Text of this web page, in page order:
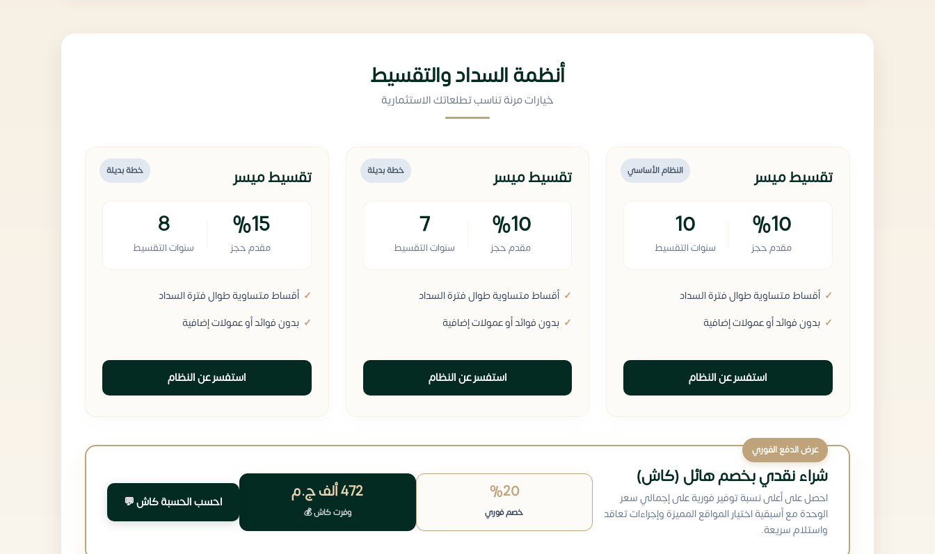
أنظمة السداد والتقسيط
خيارات مرنة تناسب تطلعاتك الاستثمارية
النظام الأساسي تقسيط ميسر
%10
مقدم حجز
10
سنوات التقسيط
أقساط متساوية طوال فترة السداد
بدون فوائد أو عمولات إضافية
استفسر عن النظام
خطة بديلة تقسيط ميسر
%10
مقدم حجز
7
سنوات التقسيط
أقساط متساوية طوال فترة السداد
بدون فوائد أو عمولات إضافية
استفسر عن النظام
خطة بديلة تقسيط ميسر
%15
مقدم حجز
8
سنوات التقسيط
أقساط متساوية طوال فترة السداد
بدون فوائد أو عمولات إضافية
استفسر عن النظام
عرض الدفع الفوري
شراء نقدي بخصم هائل (كاش)
احصل على أعلى نسبة توفير فورية على إجمالي سعر
الوحدة مع أسبقية اختيار المواقع المميزة وإجراءات تعاقد
واستلام سريعة.
%20
خصم فوري
472 ألف ج.م
وفرت كاش 💰
احسب الحسبة كاش 💬